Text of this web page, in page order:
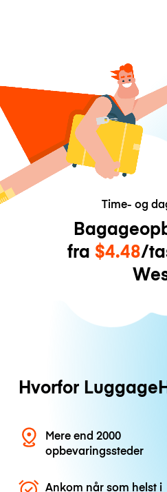
Time- og
fra $4.48/
Hvorfor
Mere end 2000
opbevaringssteder
Ankom når som helst i